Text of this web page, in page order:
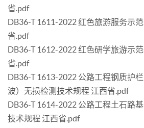
省.pdf
DB36-T 1611-2022 红色旅游服务示
省.pdf
DB36-T 1612-2022 红色研学旅游示
省.pdf
DB36-T 1613-2022 公路工程钢质护
波）无损检测技术规程 江西省.pdf
DB36-T 1614-2022 公路工程土石路
技术规程 江西省.pdf